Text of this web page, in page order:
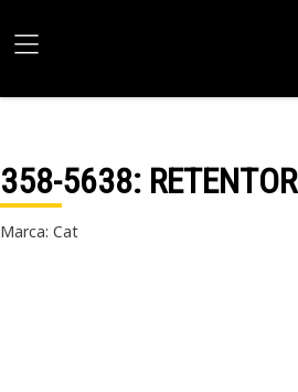
358-5638: RETENTOR
Marca: Cat